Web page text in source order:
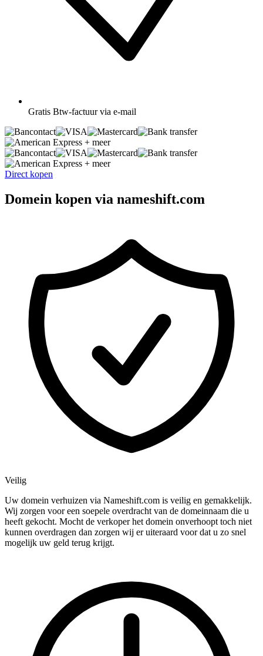
Gratis Btw-factuur via e-mail
+ meer
+ meer
Direct kopen
Domein kopen via nameshift.com
Veilig
Uw domein verhuizen via Nameshift.com is veilig en gemakkelijk.
Wij zorgen voor een soepele overdracht van de domeinnaam die u
heeft gekocht. Mocht de verkoper het domein onverhoopt toch niet
kunnen overdragen dan zorgen wij er uiteraard voor dat u zo snel
mogelijk uw geld terug krijgt.